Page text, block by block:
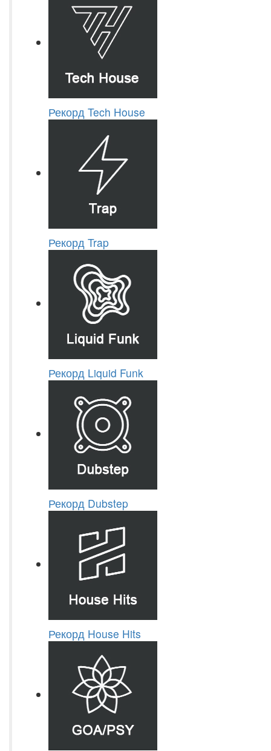
Рекорд Tech House
Рекорд Trap
Рекорд Liquid Funk
Рекорд Dubstep
Рекорд House Hits